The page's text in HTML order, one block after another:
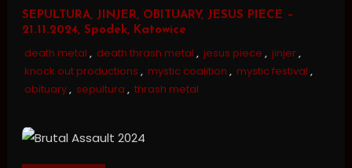
SEPULTURA, JINJER, OBITUARY, JESUS PIECE –
21.11.2024, Spodek, Katowice
death metal , death thrash metal , jesus piece , jinjer,
knock out productions , mystic coalition , mystic festival ,
obituary, sepultura , thrash metal